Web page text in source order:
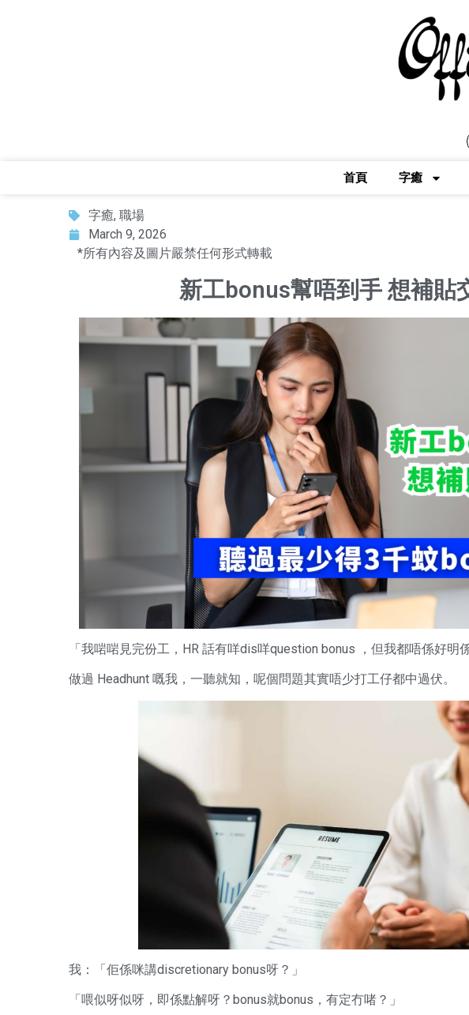
首頁 字癒
字癒, 職場
March 9, 2026
*所有內容及圖片嚴禁任何形式轉載
新工bonus幫唔到手 想補貼
「我啱啱見完份工，HR 話有咩dis咩question bonus ，但我都唔係好明
做過 Headhunt 嘅我，一聽就知，呢個問題其實唔少打工仔都中過伏。
我：「佢係咪講discretionary bonus呀？」
「喂似呀似呀，即係點解呀？bonus就bonus，有定冇啫？」